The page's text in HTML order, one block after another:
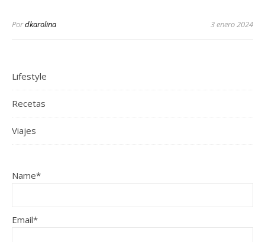
Pordkarolina 3 enero 2024
Lifestyle
Recetas
Viajes
Name*
Email*